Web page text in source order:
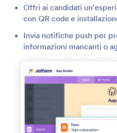
Offri ai candidati
con QR code e
Invia notifiche push per
informazioni mancanti o